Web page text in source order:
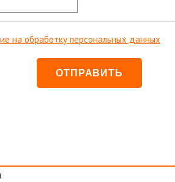
на обработку персональных данных